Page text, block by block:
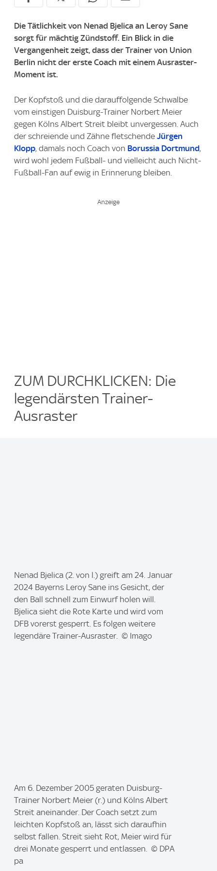
Die Tätlichkeit von Nenad Bjelica an Leroy Sane
sorgt für mächtig Zündstoff. Ein Blick in die
Vergangenheit zeigt, dass der Trainer von Union
Berlin nicht der erste Coach mit einem Ausraster-
Moment ist.
Der Kopfstoß und die darauffolgende Schwalbe
vom einstigen Duisburg-Trainer Norbert Meier
gegen Kölns Albert Streit bleibt unvergessen. Auch
der schreiende und Zähne fletschende Jürgen
Klopp, damals noch Coach von Borussia Dortmund,
wird wohl jedem Fußball- und vielleicht auch Nicht-
Fußball-Fan auf ewig in Erinnerung bleiben.
ZUM DURCHKLICKEN: Die
legendärsten Trainer-
Ausraster
m
Nenad Bjelica (2. von l.) greift am 24. Januar
2024 Bayerns Leroy Sane ins Gesicht, der
den Ball schnell zum Einwurf holen will.
Bjelica sieht die Rote Karte und wird vom
DFB vorerst gesperrt. Es folgen weitere
legendäre Trainer-Ausraster. © Imago
m
Am 6. Dezember 2005 geraten Duisburg-
Trainer Norbert Meier (r.) und Kölns Albert
Streit aneinander. Der Coach setzt zum
leichten Kopfstoß an, lässt sich daraufhin
selbst fallen. Streit sieht Rot, Meier wird für
drei Monate gesperrt und entlassen. © DPA
pa